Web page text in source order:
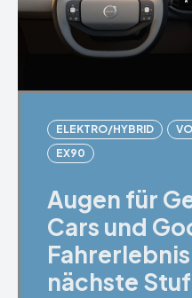
ELEKTRO/HYBRID
EX90
Augen für
Cars und
nächste